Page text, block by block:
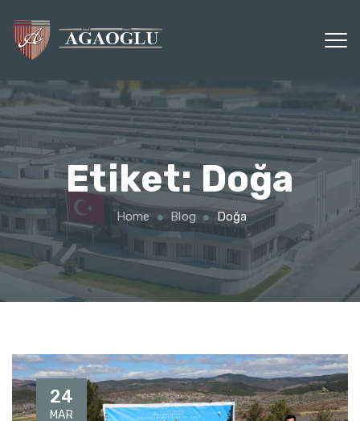
Etiket:Doğa
Home Blog Doğa
24
MAR